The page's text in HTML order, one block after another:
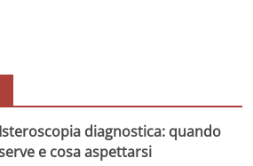
Isteroscopia diagnostica: quando
e cosa aspettarsi